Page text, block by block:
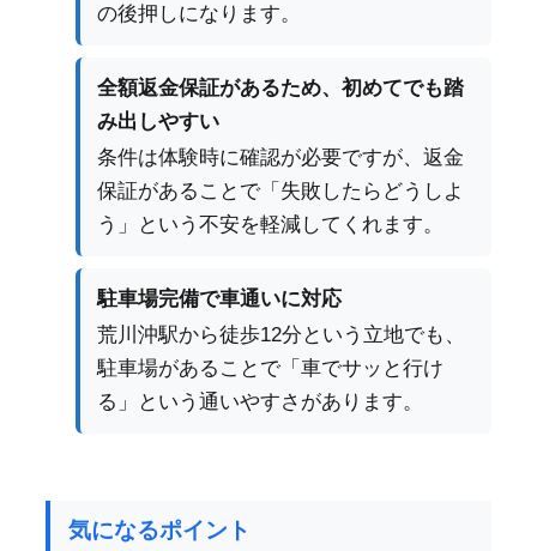
の後押しになります。
全額返金保証があるため、初めてでも踏
み出しやすい
条件は体験時に確認が必要ですが、返金
保証があることで「失敗したらどうしよ
う」という不安を軽減してくれます。
駐車場完備で車通いに対応
荒川沖駅から徒歩12分という立地でも、
駐車場があることで「車でサッと行け
る」という通いやすさがあります。
気になるポイント